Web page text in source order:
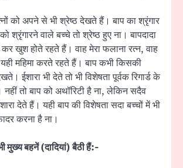
को अपने से भी श्रेष्ठ देखते हैं। बाप का श्रृंगार
श्रृंगारने वाले बच्चे तो श्रेष्ठ हुए ना। बापदादा
कर खुश होते रहते हैं। वाह मेरा फलाना रत्न, वाह
महिमा करते रहते हैं। बाप कभी किसकी
ईशारा भी देते तो भी विशेषता पूर्वक रिगार्ड के
तो बाप को अथॉरिटी है ना, लेकिन सदैव
देते हैं। यही बाप की विशेषता सदा बच्चों में भी
करना है ना।
मुख्य बहनें (दादियां) बैठी हैं:-